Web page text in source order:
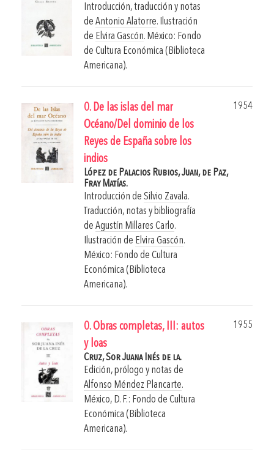
Introducción, traducción y notas
de Antonio Alatorre. Ilustración
de Elvira Gascón. México: Fondo
de Cultura Económica (Biblioteca
Americana).
0. De las islas del mar
Océano/Del dominio de los
Reyes de España sobre los
indios
1954
López de Palacios Rubios, Juan,de Paz,
Fray Matías.
Introducción de Silvio Zavala.
Traducción, notas y bibliografía
de Agustín Millares Carlo.
Ilustración de Elvira Gascón.
México: Fondo de Cultura
Económica (Biblioteca
Americana).
0. Obras completas, III: autos
y loas
1955
Cruz, Sor Juana Inés de la.
Edición, prólogo y notas de
Alfonso Méndez Plancarte.
México, D. F.: Fondo de Cultura
Económica (Biblioteca
Americana).